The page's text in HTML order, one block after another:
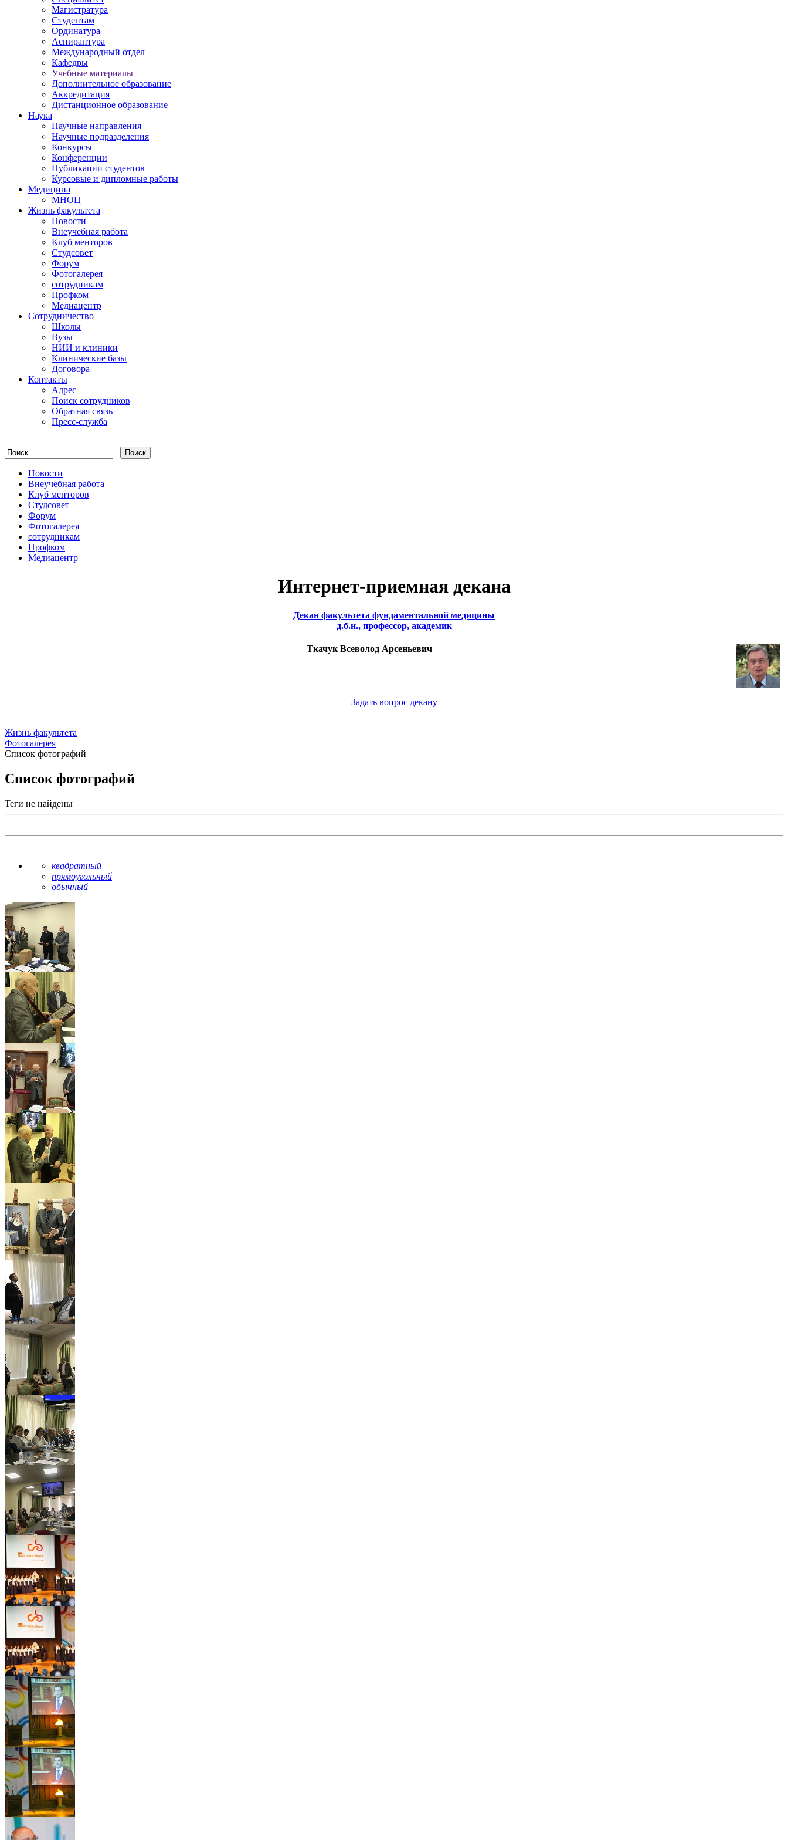
Магистратура
Студентам
Ординатура
Аспирантура
Международный отдел
Кафедры
Учебные материалы
Дополнительное образование
Аккредитация
Дистанционное образование
Наука
Научные направления
Научные подразделения
Конкурсы
Конференции
Публикации студентов
Курсовые и дипломные работы
Медицина
МНОЦ
Жизнь факультета
Новости
Внеучебная работа
Клуб менторов
Студсовет
Форум
Фотогалерея
сотрудникам
Профком
Медиацентр
Сотрудничество
Школы
Вузы
НИИ и клиники
Клинические базы
Договора
Контакты
Адрес
Поиск сотрудников
Обратная связь
Пресс-служба
Новости
Внеучебная работа
Клуб менторов
Студсовет
Форум
Фотогалерея
сотрудникам
Профком
Медиацентр
Интернет-приемная декана
Декан факультета фундаментальной медицины
д.б.н., профессор, академик
Ткачук Всеволод Арсеньевич
Задать вопрос декану
Жизнь факультета
Фотогалерея
Список фотографий
Список фотографий
Теги не найдены
квадратный
прямоугольный
обычный